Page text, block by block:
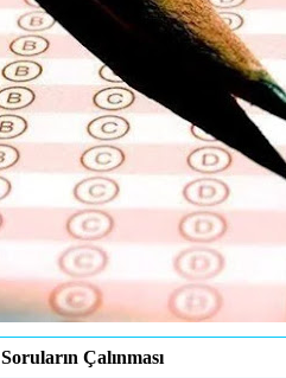
Soruların Çalınması